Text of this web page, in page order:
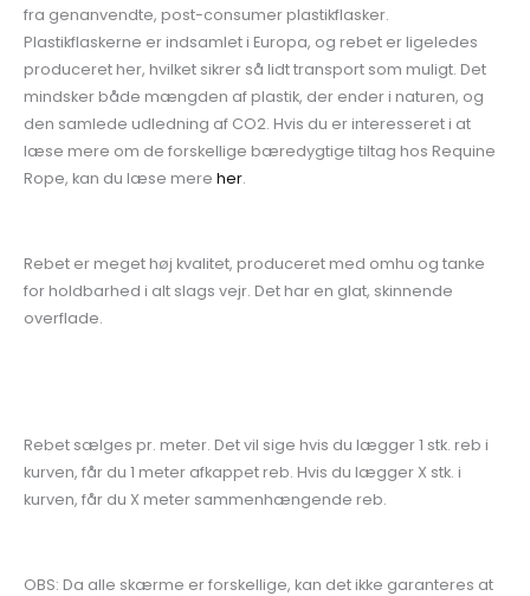
fra genanvendte, post-consumer plastikflasker.
Plastikflaskerne er indsamlet i Europa, og rebet er ligeledes
produceret her, hvilket sikrer så lidt transport som muligt. Det
mindsker både mængden af plastik, der ender i naturen, og
den samlede udledning af CO2. Hvis du er interesseret i at
læse mere om de forskellige bæredygtige tiltag hos Requine
Rope, kan du læse mere her.
Rebet er meget høj kvalitet, produceret med omhu og tanke
for holdbarhed i alt slags vejr. Det har en glat, skinnende
overflade.
Rebet sælges pr. meter. Det vil sige hvis du lægger 1 stk. reb i
kurven, får du 1 meter afkappet reb. Hvis du lægger X stk. i
kurven, får du X meter sammenhængende reb.
OBS: Da alle skærme er forskellige, kan det ikke garanteres at